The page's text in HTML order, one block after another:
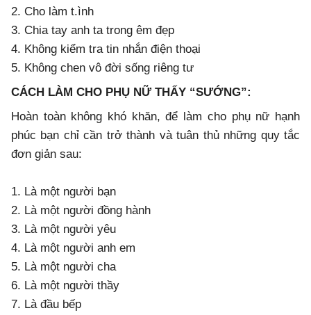
2. Cho làm t.ình
3. Chia tay anh ta trong êm đẹp
4. Không kiểm tra tin nhắn điện thoại
5. Không chen vô đời sống riêng tư
CÁCH LÀM CHO PHỤ NỮ THẤY “SƯỚNG”:
Hoàn toàn không khó khăn, để làm cho phụ nữ hạnh
phúc bạn chỉ cần trở thành và tuân thủ những quy tắc
đơn giản sau:
1. Là một người bạn
2. Là một người đồng hành
3. Là một người yêu
4. Là một người anh em
5. Là một người cha
6. Là một người thầy
7. Là đầu bếp